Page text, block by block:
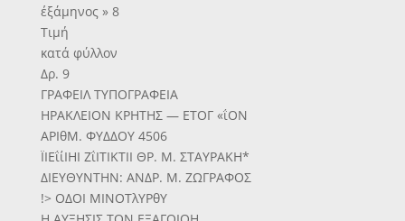
έξάμηνος » 8
Τιμή
κατά φύλλον
Δρ. 9
ΓΡΑΦΕΙΛ ΤΥΠΟΓΡΑΦΕΙΑ
ΗΡΑΚΛΕΙΟΝ ΚΡΗΤΗΣ — ΕΤΟΓ «ΐΟΝ
ΑΡΙθΜ. ΦΥΔΔΟΥ 4506
ΪΙΕΐίΙΗΙ ΖΐΙΤΙΚΤΙΙ ΘΡ. Μ. ΣΤΑΥΡΑΚΗ*
ΔΙΕΥΘΥΝΤΗΝ: ΑΝΔΡ. Μ. ΖΩΓΡΑΦΟΣ
!> ΟΔΟΙ ΜΙΝΟΤλΥΡθΥ